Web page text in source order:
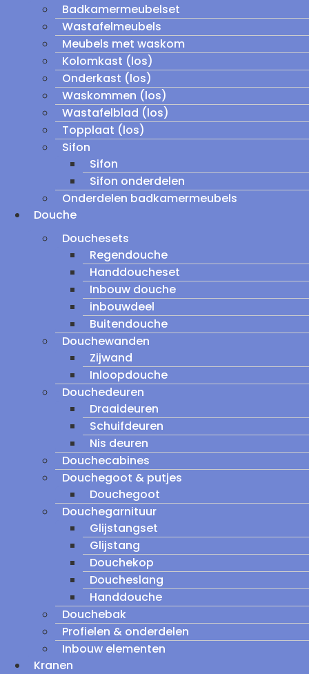
Badkamermeubelset
Wastafelmeubels
Meubels met waskom
Kolomkast (los)
Onderkast (los)
Waskommen (los)
Wastafelblad (los)
Topplaat (los)
Sifon
Sifon
Sifon onderdelen
Onderdelen badkamermeubels
Douche
Douchesets
Regendouche
Handdoucheset
Inbouw douche
inbouwdeel
Buitendouche
Douchewanden
Zijwand
Inloopdouche
Douchedeuren
Draaideuren
Schuifdeuren
Nis deuren
Douchecabines
Douchegoot & putjes
Douchegoot
Douchegarnituur
Glijstangset
Glijstang
Douchekop
Doucheslang
Handdouche
Douchebak
Profielen & onderdelen
Inbouw elementen
Kranen